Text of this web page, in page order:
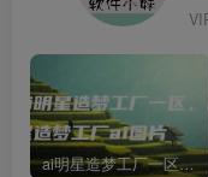
ai明星造梦工厂一区，明星造梦工厂ai图片